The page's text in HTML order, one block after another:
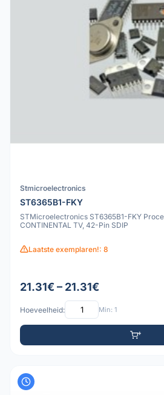
Stmicroelectronics
ST6365B1-FKY
STMicroelectronics ST6365B1-FKY
CONTINENTAL TV, 42-Pin SDIP
Laatste exemplaren!: 8
21.31€ – 21.31€
Hoeveelheid: Min: 1